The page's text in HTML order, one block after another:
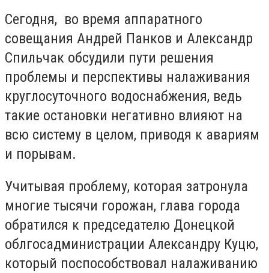
Сегодня, во время аппаратного
совещания Андрей Панков и Александр
Спильчак обсудили пути решения
проблемы и перспективы налаживания
круглосуточного водоснабжения, ведь
такие остановки негативно влияют на
всю систему в целом, приводя к авариям
и порывам.
Учитывая проблему, которая затронула
многие тысячи горожан, глава города
обратился к председателю Донецкой
облгосадминистрации Александру Куцю,
который поспособствовал налаживанию